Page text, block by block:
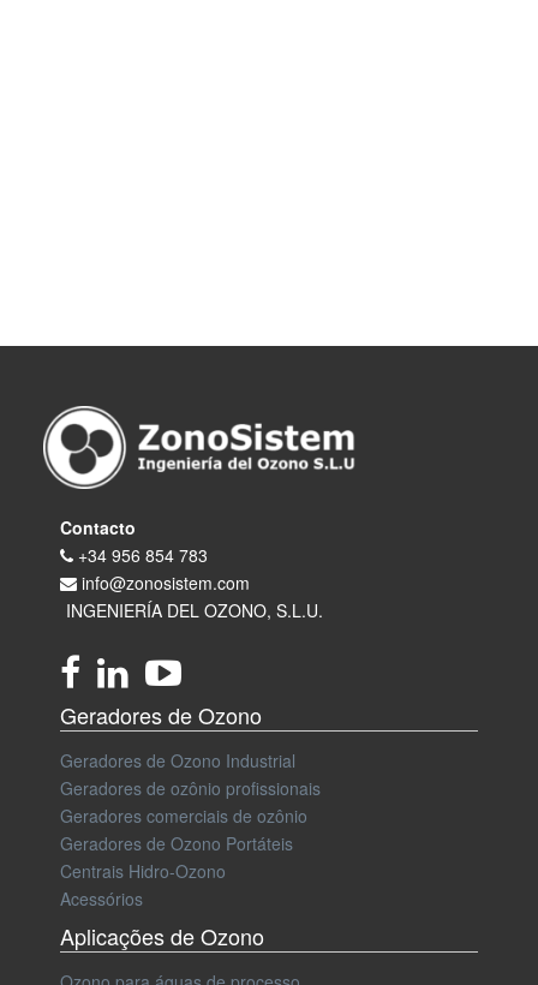
Contacto
+34 956 854 783
info@zonosistem.com
INGENIERÍA DEL OZONO, S.L.U.
Geradores de Ozono
Geradores de Ozono Industrial
Geradores de ozônio profissionais
Geradores comerciais de ozônio
Geradores de Ozono Portáteis
Centrais Hidro-Ozono
Acessórios
Aplicações de Ozono